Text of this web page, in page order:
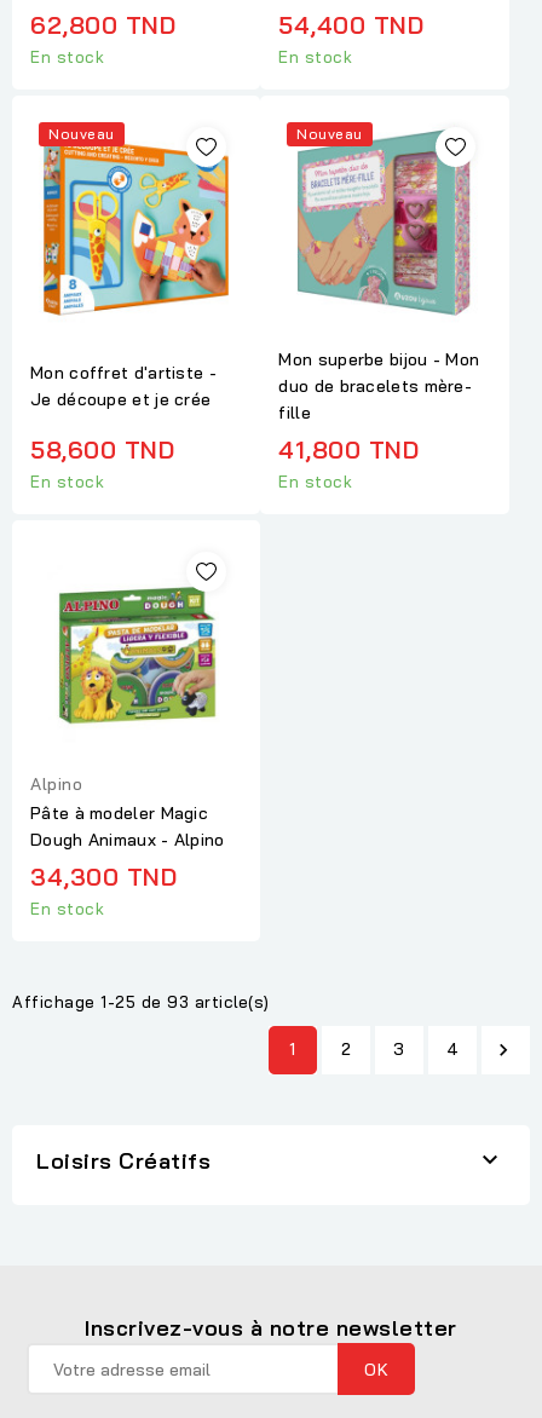
62,800 TND
En stock
54,400 TND
En stock
Nouveau
Mon coffret d'artiste -
Je découpe et je crée
58,600 TND
En stock
Nouveau
Mon superbe bijou - Mon
duo de bracelets mère-
fille
41,800 TND
En stock
Alpino
Pâte à modeler Magic
Dough Animaux - Alpino
34,300 TND
En stock
Affichage 1-25 de 93 article(s)
1 2 3 4 
Loisirs Créatifs 
Inscrivez-vous à notre newsletter